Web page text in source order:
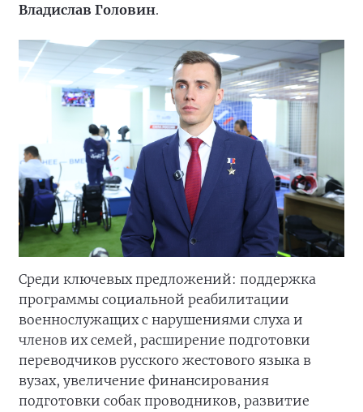
Владислав Головин.
Среди ключевых предложений: поддержка
программы социальной реабилитации
военнослужащих с нарушениями слуха и
членов их семей, расширение подготовки
переводчиков русского жестового языка в
вузах, увеличение финансирования
подготовки собак проводников, развитие